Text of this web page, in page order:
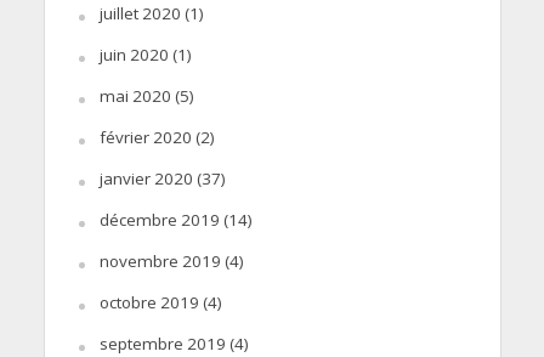
juillet 2020 (1)
juin 2020 (1)
mai 2020 (5)
février 2020 (2)
janvier 2020 (37)
décembre 2019 (14)
novembre 2019 (4)
octobre 2019 (4)
septembre 2019 (4)